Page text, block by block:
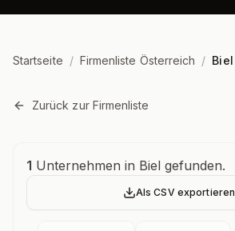
Startseite / Firmenliste Österreich / Biel
Zurück zur Firmenliste
Unternehmensübersicht
1 Unternehmen in Biel gefunden.
Als CSV exportieren